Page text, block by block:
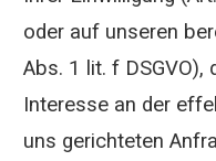
oder auf unseren
Abs. 1 lit. f DSGVO),
Interesse an der
uns gerichteten